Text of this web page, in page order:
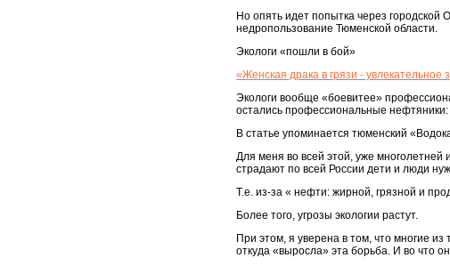
Но опять идет попытка через городской
недропользование Тюменской области.
Экологи «пошли в бой»
«Женская драка в грязи -
Экологи вообще «боевитее»
остались профессиональные нефтяники:
В статье упоминается тюменский
Для меня во всей этой, уже
страдают по всей России дети и люди
Т.е. из-за « нефти: жирной, грязной и
Более того, угрозы экологии растут.
При этом, я уверена в том, что многие
откуда «выросла» эта борьба. И во что